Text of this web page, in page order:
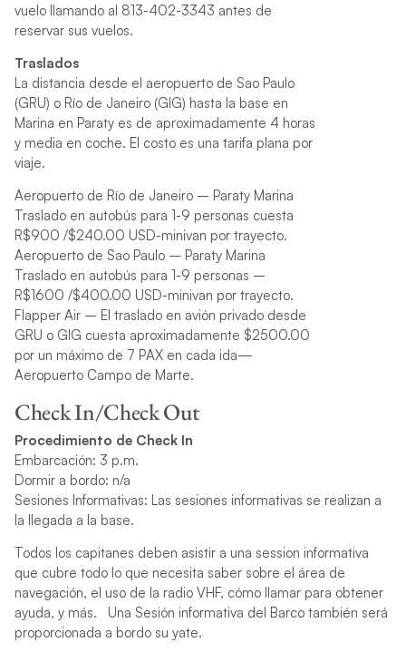
vuelo llamando al 813-402-3343 antes de
reservar sus vuelos.
Traslados
La distancia desde el aeropuerto de Sao Paulo
(GRU) o Río de Janeiro (GIG) hasta la base en
Marina en Paraty es de aproximadamente 4 horas
y media en coche. El costo es una tarifa plana por
viaje.
Aeropuerto de Río de Janeiro – Paraty Marina
Traslado en autobús para 1-9 personas cuesta
R$900 /$240.00 USD-minivan por trayecto.
Aeropuerto de Sao Paulo – Paraty Marina
Traslado en autobús para 1-9 personas –
R$1600 /$400.00 USD-minivan por trayecto.
Flapper Air – El traslado en avión privado desde
GRU o GIG cuesta aproximadamente $2500.00
por un máximo de 7 PAX en cada ida—
Aeropuerto Campo de Marte.
Check In/Check Out
Procedimiento de Check In
Embarcación: 3 p.m.
Dormir a bordo: n/a
Sesiones Informativas: Las sesiones informativas se realizan a
la llegada a la base.
Todos los capitanes deben asistir a una session informativa
que cubre todo lo que necesita saber sobre el área de
navegación, el uso de la radio VHF, cómo llamar para obtener
ayuda, y más. Una Sesión informativa del Barco también será
proporcionada a bordo su yate.